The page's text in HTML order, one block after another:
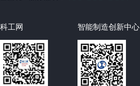
科工网 智能制造创新中心